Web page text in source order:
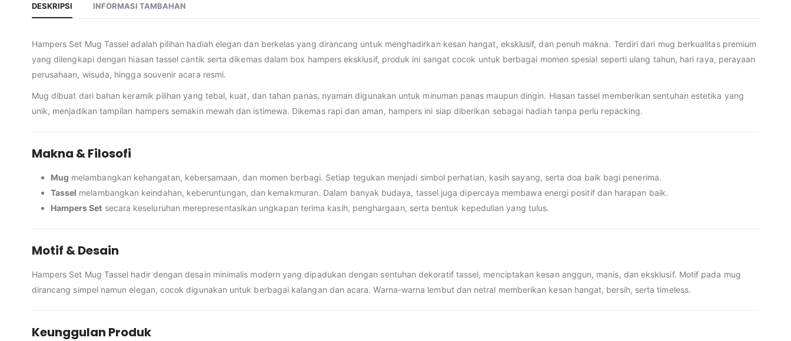
DESKRIPSI INFORMASI TAMBAHAN
Hampers Set Mug Tassel adalah pilihan hadiah elegan dan berkelas yang dirancang untuk menghadirkan kesan hangat, eksklusif, dan penuh makna. Terdiri dari mug berkualitas premium
yang dilengkapi dengan hiasan tassel cantik serta dikemas dalam box hampers eksklusif, produk ini sangat cocok untuk berbagai momen spesial seperti ulang tahun, hari raya, perayaan
perusahaan, wisuda, hingga souvenir acara resmi.
Mug dibuat dari bahan keramik pilihan yang tebal, kuat, dan tahan panas, nyaman digunakan untuk minuman panas maupun dingin. Hiasan tassel memberikan sentuhan estetika yang
unik, menjadikan tampilan hampers semakin mewah dan istimewa. Dikemas rapi dan aman, hampers ini siap diberikan sebagai hadiah tanpa perlu repacking.
Makna & Filosofi
Mug melambangkan kehangatan, kebersamaan, dan momen berbagi. Setiap tegukan menjadi simbol perhatian, kasih sayang, serta doa baik bagi penerima.
Tassel melambangkan keindahan, keberuntungan, dan kemakmuran. Dalam banyak budaya, tassel juga dipercaya membawa energi positif dan harapan baik.
Hampers Set secara keseluruhan merepresentasikan ungkapan terima kasih, penghargaan, serta bentuk kepedulian yang tulus.
Motif & Desain
Hampers Set Mug Tassel hadir dengan desain minimalis modern yang dipadukan dengan sentuhan dekoratif tassel, menciptakan kesan anggun, manis, dan eksklusif. Motif pada mug
dirancang simpel namun elegan, cocok digunakan untuk berbagai kalangan dan acara. Warna-warna lembut dan netral memberikan kesan hangat, bersih, serta timeless.
Keunggulan Produk